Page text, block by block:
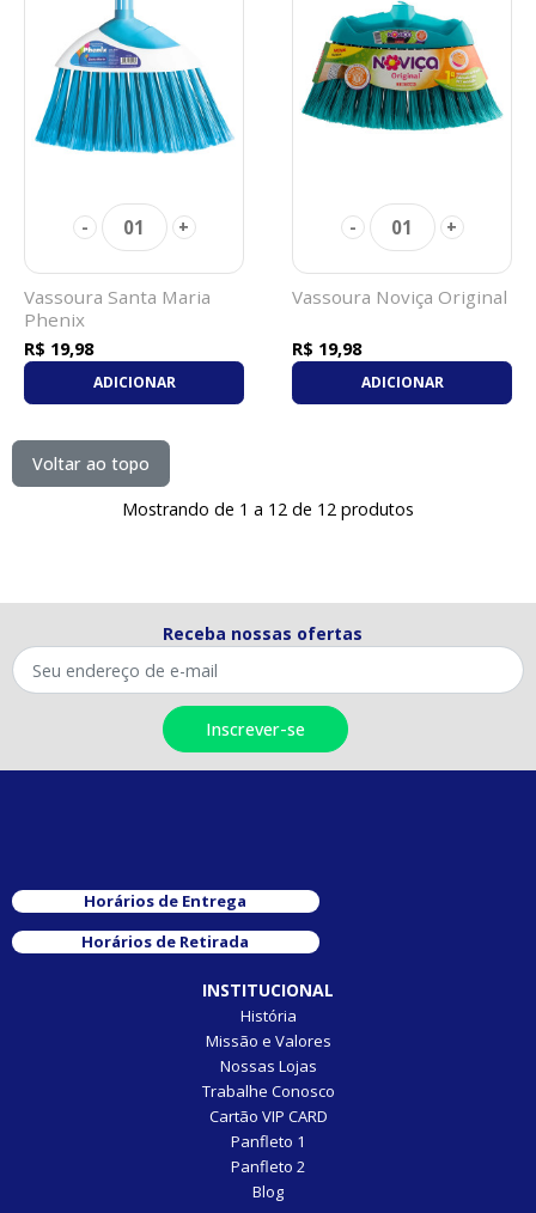
- 01 +
Vassoura Santa Maria
Phenix
R$ 19,98
ADICIONAR
- 01 +
Vassoura Noviça Original
R$ 19,98
ADICIONAR
Voltar ao topo
Mostrando de 1 a 12 de 12 produtos
Receba nossas ofertas
Horários de Entrega
Horários de Retirada
INSTITUCIONAL
História
Missão e Valores
Nossas Lojas
Trabalhe Conosco
Cartão VIP CARD
Panfleto 1
Panfleto 2
Blog